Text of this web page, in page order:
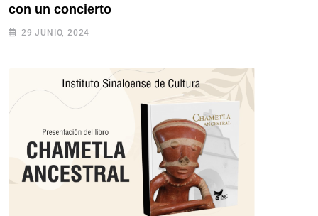
con un concierto
29 JUNIO, 2024